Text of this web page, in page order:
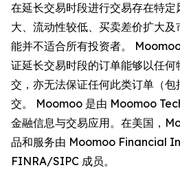
在延长交易时段进行交易存在特
大、流动性较低、买卖差价扩大
能并不适合所有投资者。
证延长交易时段的订单能够以任
交，亦无法保证任何此类订单（
交。 Moomoo 是由 Moomoo
金融信息与交易应用。在美国，
品和服务由 Moomoo Financial
FINRA/SIPC 成员。